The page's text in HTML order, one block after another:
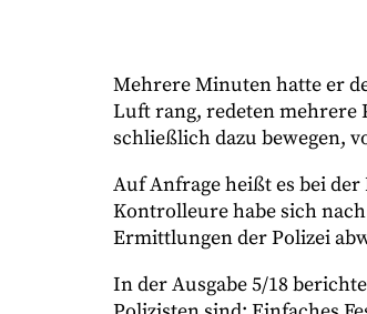
Mehrere Minuten hatte er
Luft rang, redeten mehrere
schließlich dazu bewegen,
Auf Anfrage heißt es bei
Kontrolleure habe sich
Ermittlungen der Polizei
In der Ausgabe 5/18